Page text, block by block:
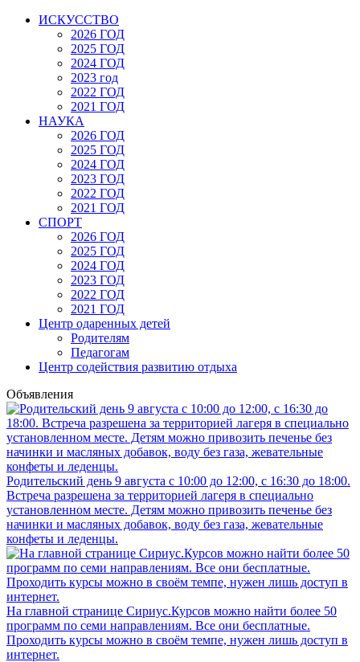
ИСКУССТВО
2026 ГОД
2025 ГОД
2024 ГОД
2023 год
2022 ГОД
2021 ГОД
НАУКА
2026 ГОД
2025 ГОД
2024 ГОД
2023 ГОД
2022 ГОД
2021 ГОД
СПОРТ
2026 ГОД
2025 ГОД
2024 ГОД
2023 ГОД
2022 ГОД
2021 ГОД
Центр одаренных детей
Родителям
Педагогам
Центр содействия развитию отдыха
Объявления
Родительский день 9 августа с 10:00 до 12:00, с 16:30 до 18:00.
Встреча разрешена за территорией лагеря в специально
установленном месте. Детям можно привозить печенье без
начинки и масляных добавок, воду без газа, жевательные
конфеты и леденцы.
На главной странице Сириус.Курсов можно найти более 50
программ по семи направлениям. Все они бесплатные.
Проходить курсы можно в своём темпе, нужен лишь доступ в
интернет.